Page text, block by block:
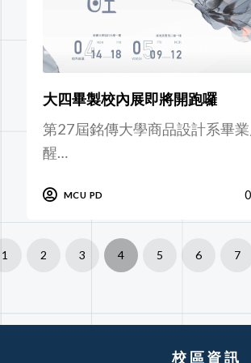
大四畢製校內展即將開跑囉
第27屆銘傳大學商品設計系畢
醒…
MCU PD
1 2 3 4 5 6 7
校區資訊